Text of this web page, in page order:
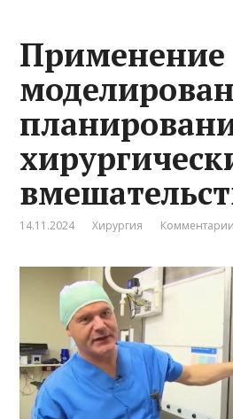
Применение
14.11.2024 Хирургия